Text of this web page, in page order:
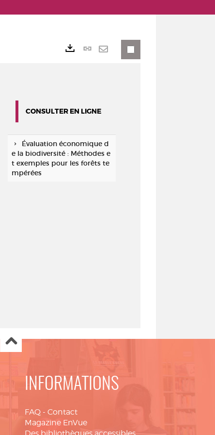
Lien
CONSULTER EN LIGNE
Évaluation économique d
e la biodiversité : Méthodes e
t exemples pour les forêts te
mpérées
INFORMATIONS
FAQ - Contact
Magazine EnVue